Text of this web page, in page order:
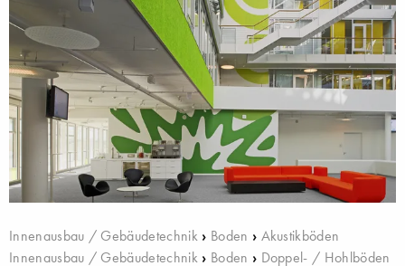
Innenausbau / Gebäudetechnik › Boden › Akustikböden
Innenausbau / Gebäudetechnik › Boden › Doppel- / Hohlböden